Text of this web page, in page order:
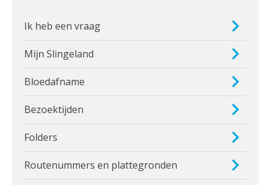
Ik heb een vraag
Mijn Slingeland
Bloedafname
Bezoektijden
Folders
Routenummers en plattegronden